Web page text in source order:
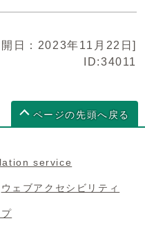
開日：2023年11月22日]
ID:34011
ページの先頭へ戻る
service
ウェブアクセシビリティ